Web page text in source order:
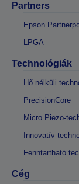
Partners
Epson
LPGA
Technológiák
Hő nélküli
PrecisionCore
Micro Piezo-
Innovatív
Fenntartható
Cég